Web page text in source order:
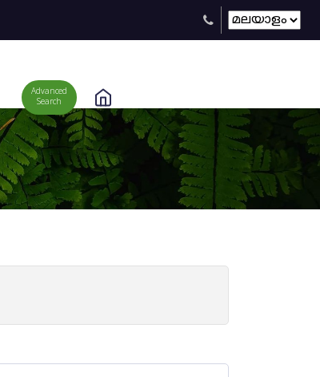
Advanced
Search